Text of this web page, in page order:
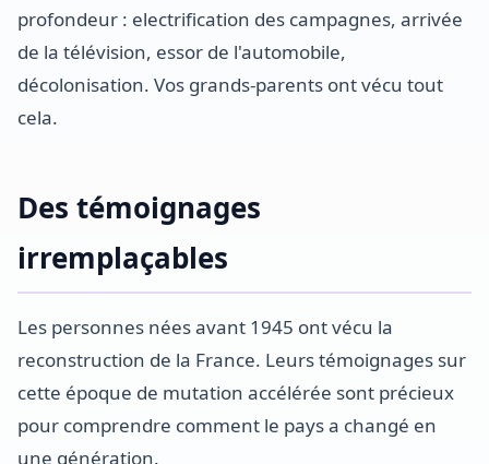
profondeur : electrification des campagnes, arrivée
de la télévision, essor de l'automobile,
décolonisation. Vos grands-parents ont vécu tout
cela.
Des témoignages
irremplaçables
Les personnes nées avant 1945 ont vécu la
reconstruction de la France. Leurs témoignages sur
cette époque de mutation accélérée sont précieux
pour comprendre comment le pays a changé en
une génération.